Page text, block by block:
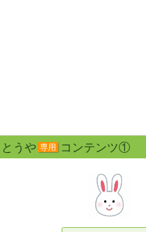
とうや 専用 コンテンツ①